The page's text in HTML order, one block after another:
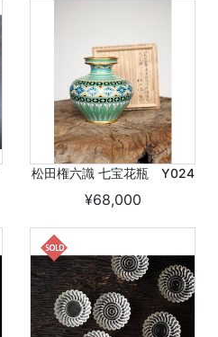
松田権六識 七宝花瓶 Y024
¥68,000